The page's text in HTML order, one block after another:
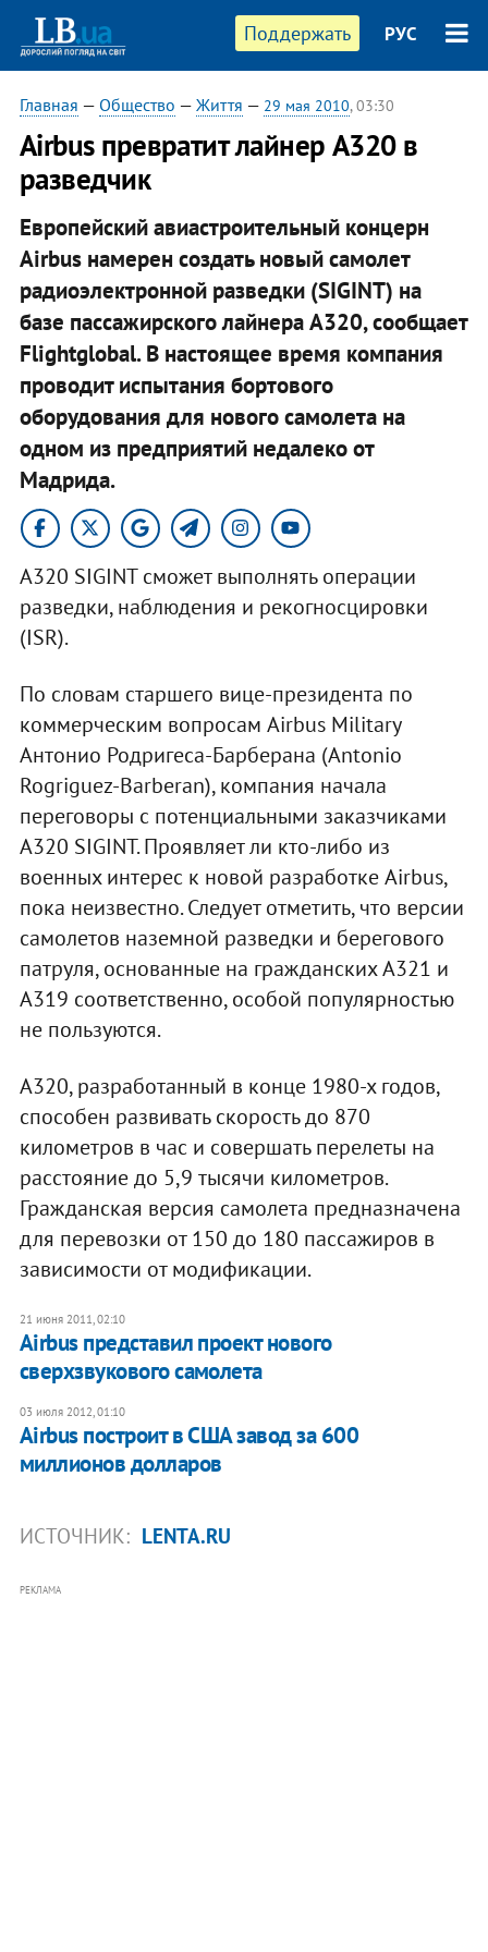
Поддержать РУС
Главная — Общество — Життя — 29 мая 2010, 03:30
Airbus превратит лайнер A320 в
разведчик
Европейский авиастроительный концерн
Airbus намерен создать новый самолет
радиоэлектронной разведки (SIGINT) на
базе пассажирского лайнера A320, сообщает
Flightglobal. В настоящее время компания
проводит испытания бортового
оборудования для нового самолета на
одном из предприятий недалеко от
Мадрида.
A320 SIGINT сможет выполнять операции
разведки, наблюдения и рекогносцировки
(ISR).
По словам старшего вице-президента по
коммерческим вопросам Airbus Military
Антонио Родригеса-Барберана (Antonio
Rogriguez-Barberan), компания начала
переговоры с потенциальными заказчиками
A320 SIGINT. Проявляет ли кто-либо из
военных интерес к новой разработке Airbus,
пока неизвестно. Следует отметить, что версии
самолетов наземной разведки и берегового
патруля, основанные на гражданских A321 и
A319 соответственно, особой популярностью
не пользуются.
A320, разработанный в конце 1980-х годов,
способен развивать скорость до 870
километров в час и совершать перелеты на
расстояние до 5,9 тысячи километров.
Гражданская версия самолета предназначена
для перевозки от 150 до 180 пассажиров в
зависимости от модификации.
21 июня 2011, 02:10
Airbus представил проект нового
сверхзвукового самолета
03 июля 2012, 01:10
Airbus построит в США завод за 600
миллионов долларов
ИСТОЧНИК: LENTA.RU
РЕКЛАМА